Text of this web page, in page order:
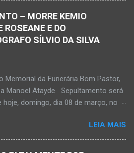
apreciava a Cachoeira Maria Rosa,
pouco tempo antes de se
vir a óbito nesta terça-feira, dia
estudante que se afogou em
em Mato Verde nesta terça-feira, dia
de 2026. Adolescente não resistiu e
um dia de lazer, de conhecimento
acabou em tragédia para um
– MORRE KEMIO
ROSEANE E DO
SÍLVIO DA SILVA
Memorial da Funerária Bom Pastor,
Manoel Atayde Sepultamento será
hoje, domingo, dia 08 de março, no
MG-401, saída de Janaúba para
Nardone Kemio Nardone
– Foi com tristeza que recebi na
LEIA MAIS